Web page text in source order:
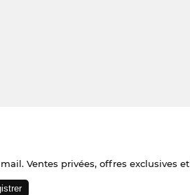
Ventes privées, offres exclusives